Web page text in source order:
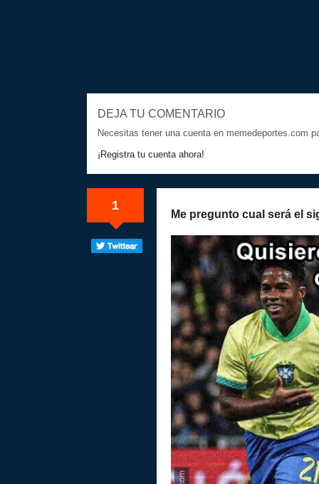
DEJA TU COMENTARIO
Necesitas tener una cuenta en memedeportes.com
¡Registra tu cuenta ahora!
1
Me pregunto cual será el